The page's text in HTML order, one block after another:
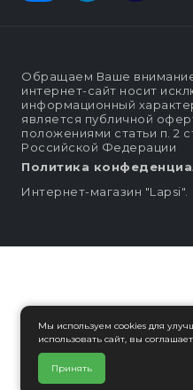
Обращаем Ваше
интернет-сайт носит
информационный
является публичной
положениями статьи п. 2
Российской Федерации
Политика
Интернет-магазин "Lapsi".
Мы используем cookies для
использовать сайт, вы
Принять